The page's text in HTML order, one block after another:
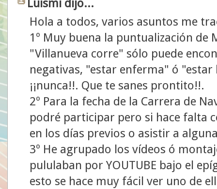
Luismi dijo...
Hola a todos, varios asuntos me
1º Muy buena la puntualización de
"Villanueva corre" sólo puede
negativas, "estar enferma" ó
¡¡nunca!!. Que te sanes prontito!!.
2º Para la fecha de la Carrera de
podré participar pero si hace falta
en los días previos o asistir a
3º He agrupado los vídeos ó
pululaban por YOUTUBE bajo el
esto se hace muy fácil ver uno de